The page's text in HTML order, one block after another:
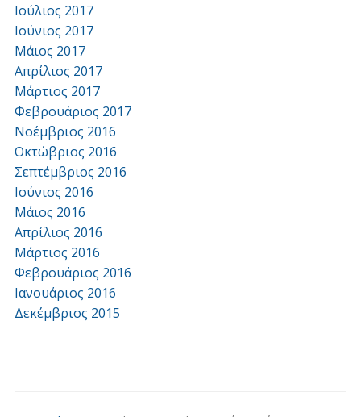
Ιούλιος 2017
Ιούνιος 2017
Μάιος 2017
Απρίλιος 2017
Μάρτιος 2017
Φεβρουάριος 2017
Νοέμβριος 2016
Οκτώβριος 2016
Σεπτέμβριος 2016
Ιούνιος 2016
Μάιος 2016
Απρίλιος 2016
Μάρτιος 2016
Φεβρουάριος 2016
Ιανουάριος 2016
Δεκέμβριος 2015